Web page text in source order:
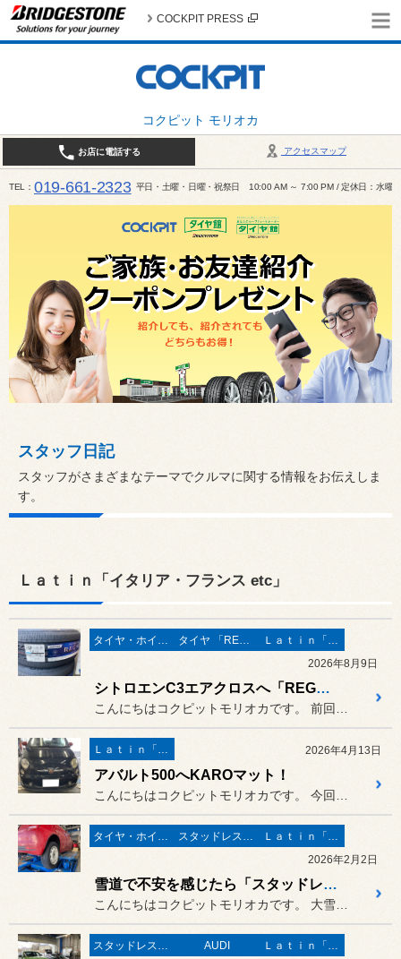
コクピット モリオカ
COCKPIT PRESS
アクセスマップ
お店に電話する
TEL 019-661-2323 平日・土曜・日曜・祝祭日 10:00 AM ～ 7:00 PM / 定休日：水曜
スタッフ日記
スタッフがさまざまなテーマでクルマに関する情報をお伝えしま
す。
Ｌａｔｉｎ「イタリア・フランス etc」
タイヤ・ホイール タイヤ 「REGNO」
Ｌａｔｉｎ「イタリア・フランス etc」
2026年8月9日
シトロエンC3エアクロスへ「REGNO GR-XⅢ」！
Ｌａｔｉｎ「イタリア・フランス etc」 2026年4月13日
アバルト500へKAROマット！
タイヤ・ホイール スタッドレスタイヤ 「BLIZZAK」
Ｌａｔｉｎ「イタリア・フランス etc」
2026年2月2日
雪道で不安を感じたら「スタッドレスタイヤ交換」！
スタッドレスタイヤ 「BLIZZAK」 AUDI
Ｌａｔｉｎ「イタリア・フランス etc」